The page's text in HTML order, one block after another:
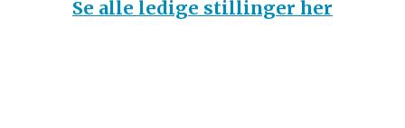
Se alle ledige stillinger her